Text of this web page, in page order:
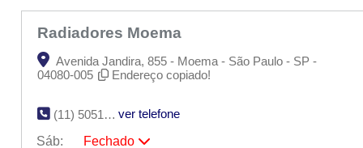
Radiadores Moema
Avenida Jandira, 855 - Moema - São Paulo - SP -
04080-005
Endereço copiado!
(11) 5051-4255
ver telefone
Sáb:
Fechado